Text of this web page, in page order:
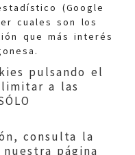
(Google
cuales son los
que más interés
pulsando el
limitar a las
consulta la
nuestra página
/